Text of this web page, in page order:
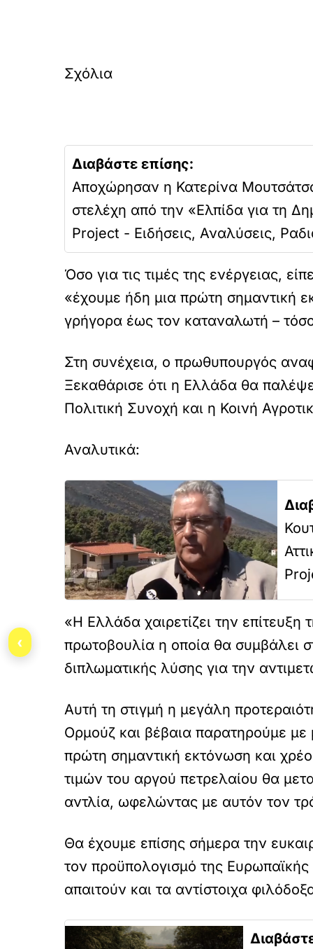
Σχόλια
Διαβάστε επίσης:
Αποχώρησαν η Κατερίνα
στελέχη από την «Ελπίδα για τη
Project - Ειδήσεις, Αναλύσεις,
Όσο για τις τιμές της ενέργειας,
«έχουμε ήδη μια πρώτη σημαντική
γρήγορα έως τον καταναλωτή –
Στη συνέχεια, ο πρωθυπουργός
Ξεκαθάρισε ότι η Ελλάδα θα
Πολιτική Συνοχή και η Κοινή
Αναλυτικά:
«Η Ελλάδα χαιρετίζει την
πρωτοβουλία η οποία θα συμβάλει
διπλωματικής λύσης για την
Αυτή τη στιγμή η μεγάλη
Ορμούζ και βέβαια παρατηρούμε με
πρώτη σημαντική εκτόνωση και
τιμών του αργού πετρελαίου θα
αντλία, ωφελώντας με αυτόν τον
Θα έχουμε επίσης σήμερα την
τον προϋπολογισμό της Ευρωπαϊκής
απαιτούν και τα αντίστοιχα
‹